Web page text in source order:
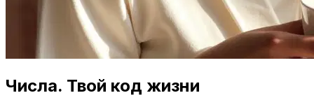
Числа. Твой код жизни